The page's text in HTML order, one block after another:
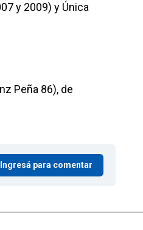
y 2009) y Única
Peña 86), de
Ingresá para comentar